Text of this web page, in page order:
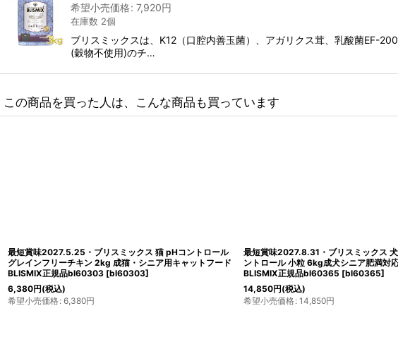
希望小売価格: 7,920円
在庫数 2個
ブリスミックスは、K12（口腔内善玉菌）、アガリクス茸、乳酸菌EF-
(穀物不使用)のチ…
この商品を買った人は、こんな商品も買っています
最短賞味2027.5.25・ブリスミックス 猫 pHコントロール
グレインフリーチキン 2kg 成猫・シニア用キャットフード
BLISMIX正規品bl60303 [bl60303]
6,380円(税込)
希望小売価格: 6,380円
最短賞味2027.8.31・ブリスミックス
ントロール 小粒 6kg成犬シニア肥満対
BLISMIX正規品bl60365 [bl60365]
14,850円(税込)
希望小売価格: 14,850円